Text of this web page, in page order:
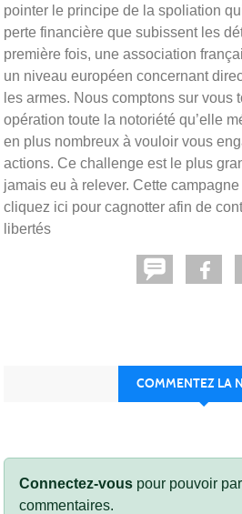
pointer le principe de la spoliation
perte financière que subissent les
première fois, une association
un niveau européen concernant
les armes. Nous comptons sur vous
opération toute la notoriété qu’elle
en plus nombreux à vouloir vous
actions. Ce challenge est le plus
jamais eu à relever. Cette
cliquez ici pour cagnotter afin de
libertés
COMMENTEZ LA
Connectez-vous pour pouvoir
commentaires.